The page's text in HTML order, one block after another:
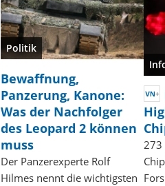
Politik
Bewaffnung,
Panzerung, Kanone:
Was der Nachfolger
des Leopard 2 können
muss
Der Panzerexperte Rolf
Hilmes nennt die wichtigsten
273